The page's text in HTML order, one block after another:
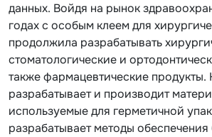
данных. Войдя на рынок
годах с особым клеем для
продолжила разрабатывать
стоматологические и
также фармацевтические
разрабатывает и производит
используемые для герметичной
разрабатывает методы обеспечения